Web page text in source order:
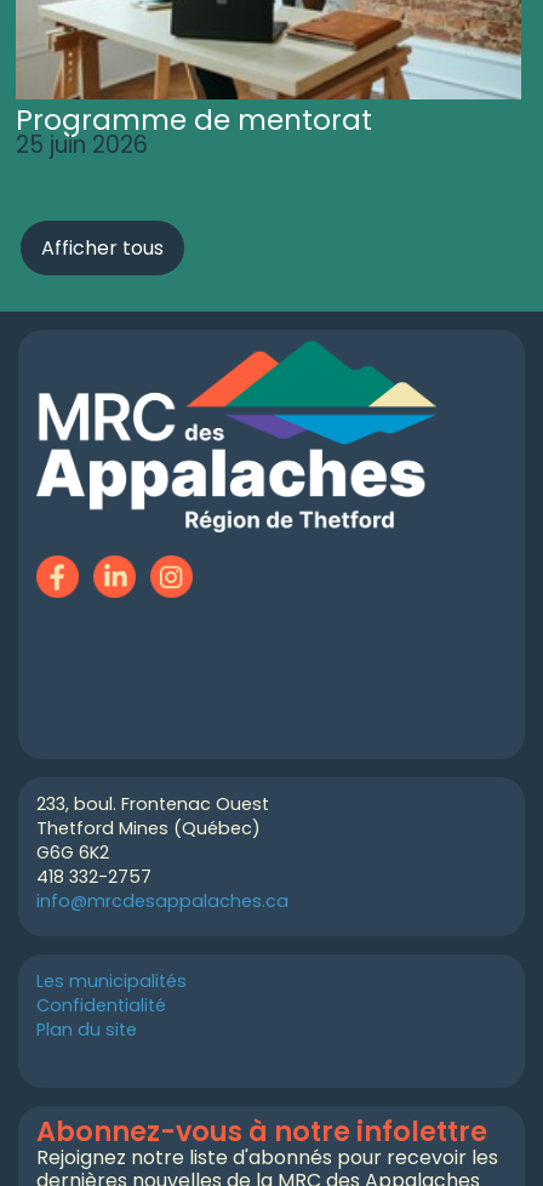
Programme de mentorat
25 juin 2026
Afficher tous
233, boul. Frontenac Ouest
Thetford Mines (Québec)
G6G 6K2
418 332-2757
info@mrcdesappalaches.ca
Les municipalités
Confidentialité
Plan du site
Abonnez-vous à notre infolettre
Rejoignez notre liste d'abonnés pour recevoir les